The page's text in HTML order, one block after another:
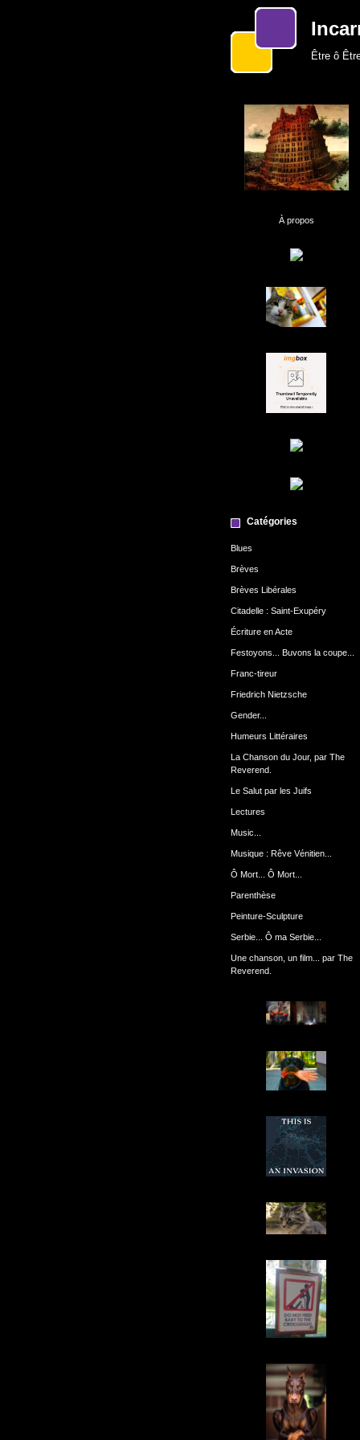
Être ô
À propos
Catégories
Blues
Brèves
Brèves Libérales
Citadelle : Saint-Exupéry
Écriture en Acte
Festoyons... Buvons la coupe...
Franc-tireur
Friedrich Nietzsche
Gender...
Humeurs Littéraires
La Chanson du Jour, par The
Reverend.
Le Salut par les Juifs
Lectures
Music...
Musique : Rêve Vénitien...
Ô Mort... Ô Mort...
Parenthèse
Peinture-Sculpture
Serbie... Ô ma Serbie...
Une chanson, un film... par The
Reverend.